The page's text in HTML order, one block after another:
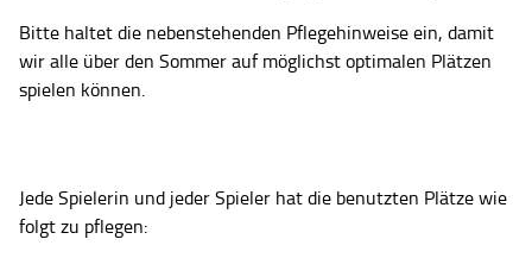
Bitte haltet die nebenstehenden Pflegehinweise ein, damit
wir alle über den Sommer auf möglichst optimalen Plätzen
spielen können.
Jede Spielerin und jeder Spieler hat die benutzten Plätze wie
folgt zu pflegen: